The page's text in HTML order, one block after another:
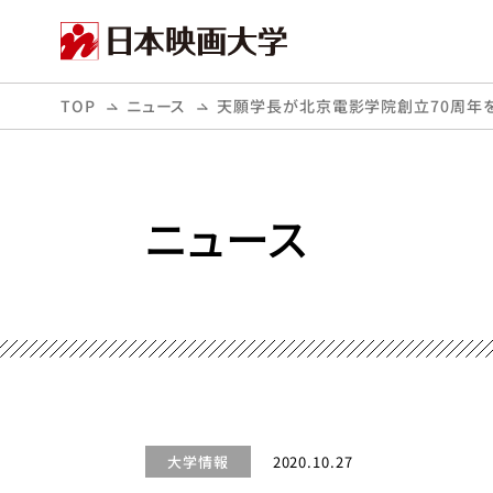
TOP ニュース 天願学長が北京電影学院創立70周年
ニュース
大学情報 2020.10.27